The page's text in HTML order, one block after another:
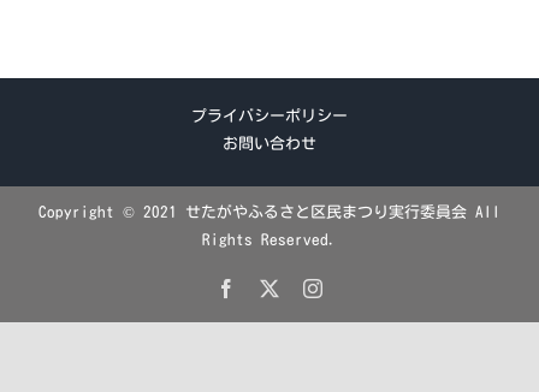
プライバシーポリシー
お問い合わせ
Copyright © 2021 せたがやふるさと区民まつり実行委員会 All
Rights Reserved.
Facebook Instagram